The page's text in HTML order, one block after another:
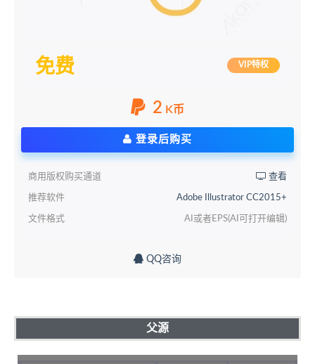
免费 VIP特权
2 K币
登录后购买
商用版权购买通道 查看
推荐软件 Adobe Illustrator CC2015+
文件格式 AI或者EPS(AI可打开编辑)
QQ咨询
父源